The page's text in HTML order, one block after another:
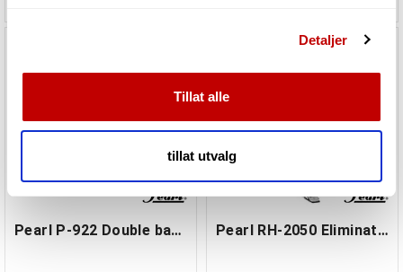
annonser et personlig preg, for å levere sosiale
vårt, med partnerne våre innen sosiale medier,
annonsering og analysearbeid, som kan kombinere den
med annen informasjon du har gjort tilgjengelig for dem,
Detaljer
Tillat alle
tillat utvalg
Pearl P-922 Double bass drum pedal Pearl RH-2050 Eliminator Remote Hi Hat